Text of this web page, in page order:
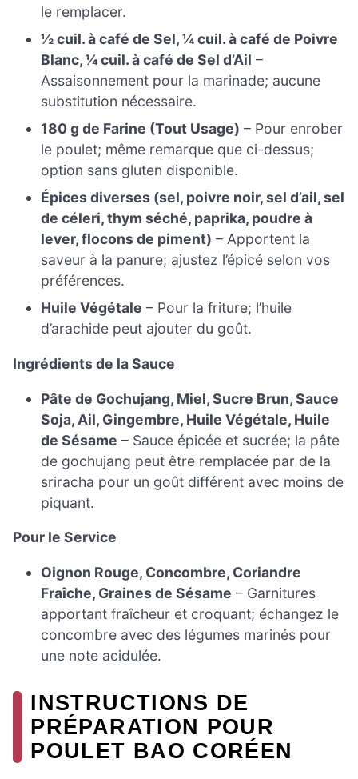
le remplacer.
½ cuil. à café de Sel, ¼ cuil. à café de Poivre
Blanc, ¼ cuil. à café de Sel d’Ail –
Assaisonnement pour la marinade; aucune
substitution nécessaire.
180 g de Farine (Tout Usage) – Pour enrober
le poulet; même remarque que ci-dessus;
option sans gluten disponible.
Épices diverses (sel, poivre noir, sel d’ail, sel
de céleri, thym séché, paprika, poudre à
lever, flocons de piment) – Apportent la
saveur à la panure; ajustez l’épicé selon vos
préférences.
Huile Végétale – Pour la friture; l’huile
d’arachide peut ajouter du goût.
Ingrédients de la Sauce
Pâte de Gochujang, Miel, Sucre Brun, Sauce
Soja, Ail, Gingembre, Huile Végétale, Huile
de Sésame – Sauce épicée et sucrée; la pâte
de gochujang peut être remplacée par de la
sriracha pour un goût différent avec moins de
piquant.
Pour le Service
Oignon Rouge, Concombre, Coriandre
Fraîche, Graines de Sésame – Garnitures
apportant fraîcheur et croquant; échangez le
concombre avec des légumes marinés pour
une note acidulée.
INSTRUCTIONS DE
PRÉPARATION POUR
POULET BAO CORÉEN